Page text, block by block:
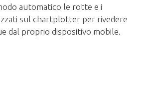
automatico le rotte e i
sul chartplotter per rivedere
dal proprio dispositivo mobile.